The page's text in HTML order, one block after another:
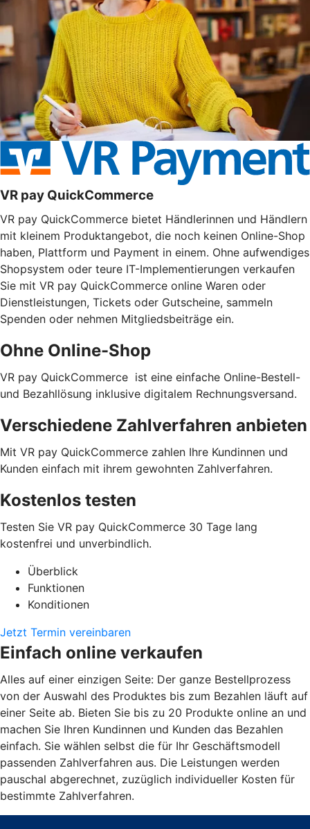
VR pay QuickCommerce
VR pay QuickCommerce bietet Händlerinnen und Händlern
mit kleinem Produktangebot, die noch keinen Online-Shop
haben, Plattform und Payment in einem. Ohne aufwendiges
Shopsystem oder teure IT-Implementierungen verkaufen
Sie mit VR pay QuickCommerce online Waren oder
Dienstleistungen, Tickets oder Gutscheine, sammeln
Spenden oder nehmen Mitgliedsbeiträge ein.
Ohne Online-Shop
VR pay QuickCommerce ist eine einfache Online-Bestell-
und Bezahllösung inklusive digitalem Rechnungsversand.
Verschiedene Zahlverfahren anbieten
Mit VR pay QuickCommerce zahlen Ihre Kundinnen und
Kunden einfach mit ihrem gewohnten Zahlverfahren.
Kostenlos testen
Testen Sie VR pay QuickCommerce 30 Tage lang
kostenfrei und unverbindlich.
Überblick
Funktionen
Konditionen
Jetzt Termin vereinbaren
Einfach online verkaufen
Alles auf einer einzigen Seite: Der ganze Bestellprozess
von der Auswahl des Produktes bis zum Bezahlen läuft auf
einer Seite ab. Bieten Sie bis zu 20 Produkte online an und
machen Sie Ihren Kundinnen und Kunden das Bezahlen
einfach. Sie wählen selbst die für Ihr Geschäftsmodell
passenden Zahlverfahren aus. Die Leistungen werden
pauschal abgerechnet, zuzüglich individueller Kosten für
bestimmte Zahlverfahren.